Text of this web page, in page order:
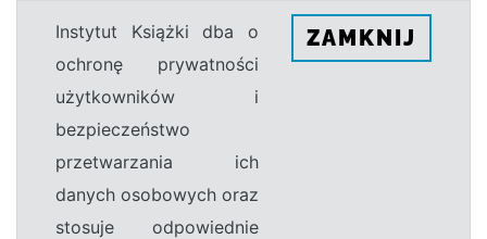
Instytut Książki dba o
ochronę prywatności
użytkowników i
bezpieczeństwo
przetwarzania ich
danych osobowych oraz
stosuje odpowiednie
ZAMKNIJ